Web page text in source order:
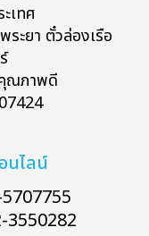
เทศ
ระยา ตั๋วล่องเรือ
ณภาพดี
นไลน์
3550282